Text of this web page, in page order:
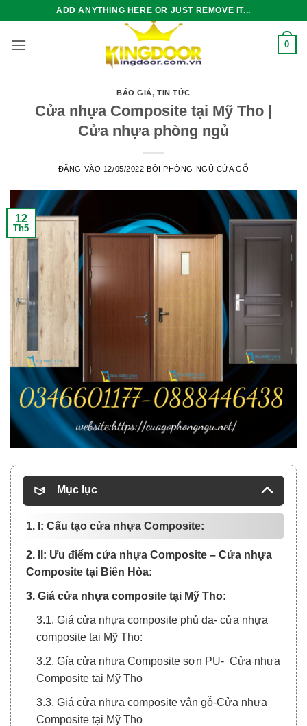
nội
ADD ANYTHING HERE OR JUST REMOVE IT...
0
BÁO GIÁ,TIN TỨC
Cửa nhựa Composite tại Mỹ Tho |
Cửa nhựa phòng ngủ
ĐĂNG VÀO 12/05/2022 BỞIPHÒNG NGỦ CỬA GỖ
12
Th5
Mục lục
1. I: Cấu tạo cửa nhựa Composite:
2. II: Ưu điểm cửa nhựa Composite – Cửa nhựa
Composite tại Biên Hòa:
3. Giá cửa nhựa composite tại Mỹ Tho:
3.1. Giá cửa nhựa composite phủ da- cửa nhựa
composite tại Mỹ Tho:
3.2. Gía cửa nhựa Composite sơn PU- Cửa nhựa
Composite tại Mỹ Tho
3.3. Giá cửa nhựa composite vân gỗ-Cửa nhựa
Composite tại Mỹ Tho